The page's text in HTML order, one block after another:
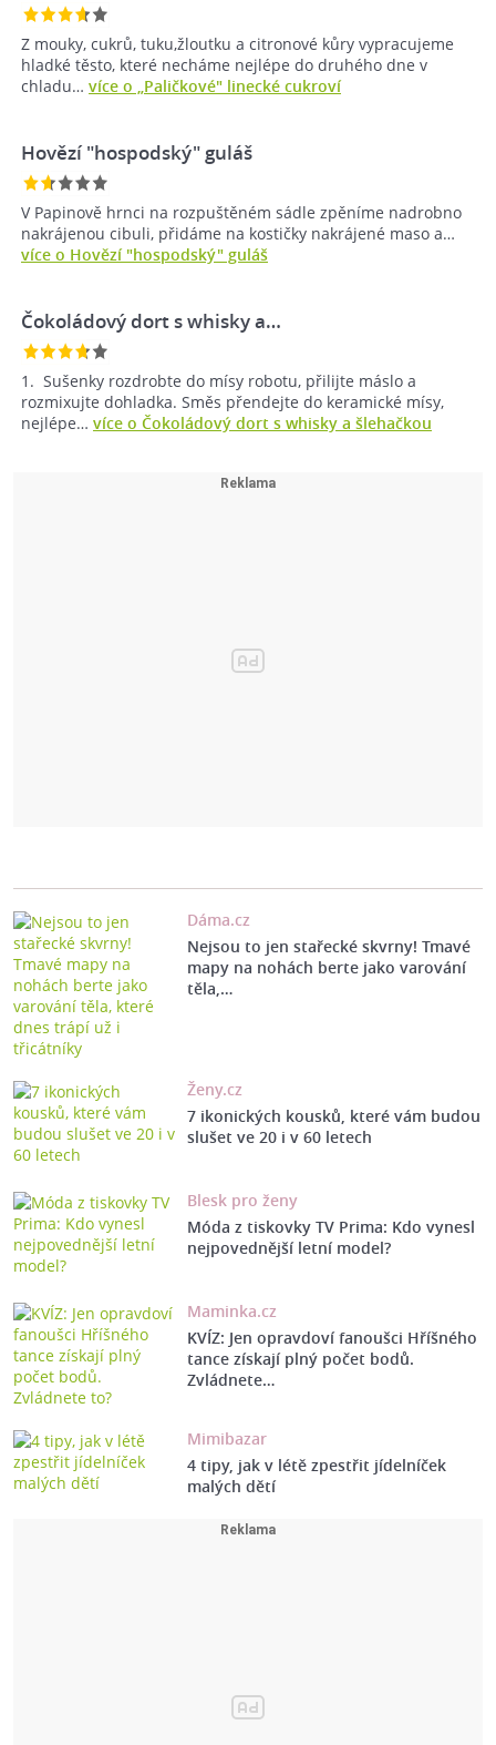
Z mouky, cukrů, tuku,žloutku a citronové kůry vypracujeme
hladké těsto, které necháme nejlépe do druhého dne v
chladu… více o „Paličkové" linecké cukroví
Hovězí "hospodský" guláš
V Papinově hrnci na rozpuštěném sádle zpěníme nadrobno
nakrájenou cibuli, přidáme na kostičky nakrájené maso a…
více o Hovězí "hospodský" guláš
Čokoládový dort s whisky a…
1. Sušenky rozdrobte do mísy robotu, přilijte máslo a
rozmixujte dohladka. Směs přendejte do keramické mísy,
nejlépe… více o Čokoládový dort s whisky a šlehačkou
Dáma.cz
Nejsou to jen stařecké skvrny! Tmavé
mapy na nohách berte jako varování
těla,…
Ženy.cz
7 ikonických kousků, které vám budou
slušet ve 20 i v 60 letech
Blesk pro ženy
Móda z tiskovky TV Prima: Kdo vynesl
nejpovednější letní model?
Maminka.cz
KVÍZ: Jen opravdoví fanoušci Hříšného
tance získají plný počet bodů.
Zvládnete…
Mimibazar
4 tipy, jak v létě zpestřit jídelníček
malých dětí